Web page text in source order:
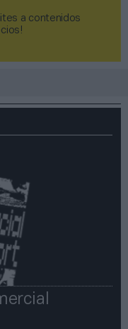
a contenidos